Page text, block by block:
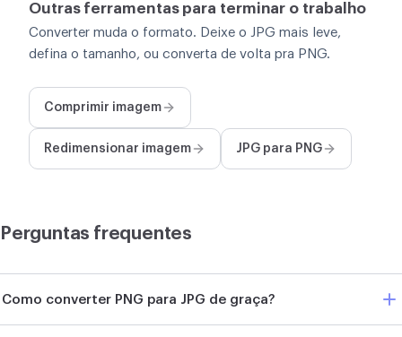
Outras ferramentas para terminar o trabalho
Converter muda o formato. Deixe o JPG mais leve,
defina o tamanho, ou converta de volta pra PNG.
Comprimir imagem
Redimensionar imagem JPG para PNG
Perguntas frequentes
Como converter PNG para JPG de graça?